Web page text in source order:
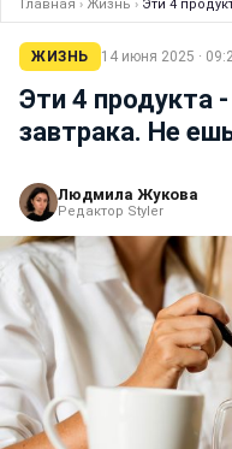
Главная › Жизнь › Эти 4
ЖИЗНЬ 14 июня 2025 ·
Эти 4 продукта
завтрака. Не
Людмила Жукова
Редактор Styler